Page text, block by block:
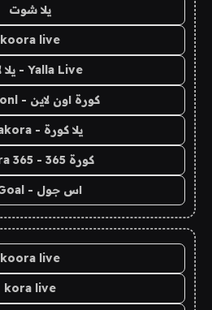
يلا شوت
koora live
Yalla Live - يلا لايف
كورة اون لاين - koora onl
يلا كورة - yallakora
كورة 365 - kooora 365
اس جول - AS Goal
koora live
kora live